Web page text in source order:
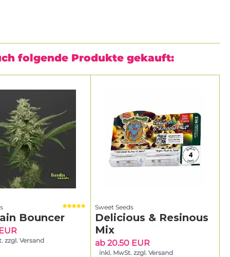
folgende Produkte gekauft:
Bouncer
zzgl. Versand
Sweet Seeds
Delicious & Resinous
Mix
ab 20.50 EUR
inkl. MwSt. zzgl. Versand